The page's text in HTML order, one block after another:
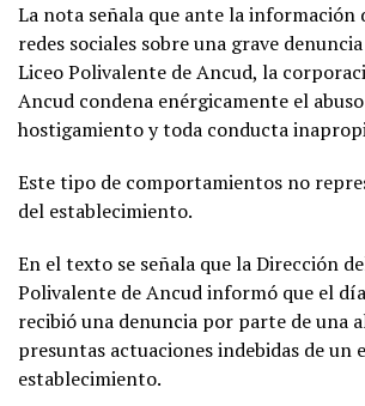
La nota señala que ante la información
redes sociales sobre una grave
Liceo Polivalente de Ancud, la
Ancud condena enérgicamente el
hostigamiento y toda conducta
Este tipo de comportamientos no
del establecimiento.
En el texto se señala que la Dirección
Polivalente de Ancud informó que el
recibió una denuncia por parte de una
presuntas actuaciones indebidas de un
establecimiento.